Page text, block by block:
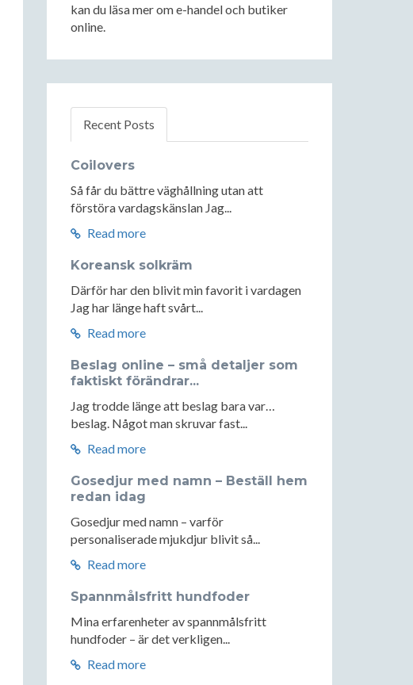
kan du läsa mer om e-handel och butiker
online.
Recent Posts
Coilovers
Så får du bättre väghållning utan att
förstöra vardagskänslan Jag...
Read more
Koreansk solkräm
Därför har den blivit min favorit i vardagen
Jag har länge haft svårt...
Read more
Beslag online – små detaljer som
faktiskt förändrar...
Jag trodde länge att beslag bara var…
beslag. Något man skruvar fast...
Read more
Gosedjur med namn – Beställ hem
redan idag
Gosedjur med namn – varför
personaliserade mjukdjur blivit så...
Read more
Spannmålsfritt hundfoder
Mina erfarenheter av spannmålsfritt
hundfoder – är det verkligen...
Read more